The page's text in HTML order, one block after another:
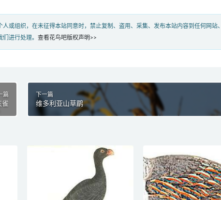
或组织，在未征得本站同意时，禁止复制、盗用、采集、发布本站内容到任何网站
进行处理。 查看花鸟吧版权声明>>
篇
雀
下一篇
维多利亚山草鹛